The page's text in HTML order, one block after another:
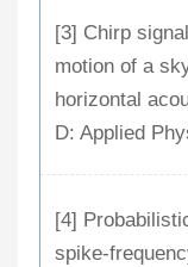
[3] Chirp
motion of a
horizontal
D: Applied
[4]
spike-